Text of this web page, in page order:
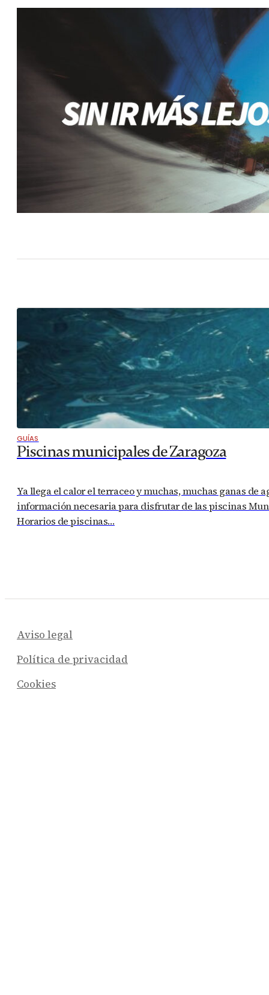
GUÍAS
Piscinas municipales de Zaragoza
Ya llega el calor el terraceo y muchas, muchas ganas de
información necesaria para disfrutar de las piscinas
Horarios de piscinas…
Aviso legal
Política de privacidad
Cookies